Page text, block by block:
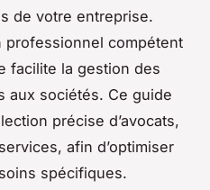
de votre entreprise.
professionnel compétent
facilite la gestion des
aux sociétés. Ce guide
précise d’avocats,
afin d’optimiser
spécifiques.